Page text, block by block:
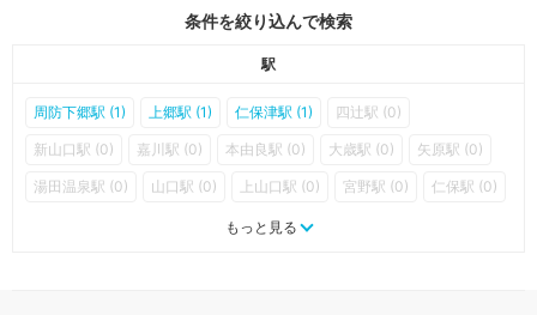
条件を絞り込んで検索
駅
周防下郷駅 (1) 上郷駅 (1) 仁保津駅 (1) 四辻駅 (0)
新山口駅 (0) 嘉川駅 (0) 本由良駅 (0) 大歳駅 (0) 矢原駅 (0)
湯田温泉駅 (0) 山口駅 (0) 上山口駅 (0) 宮野駅 (0) 仁保駅 (0)
渡川駅 (0)
もっと見る